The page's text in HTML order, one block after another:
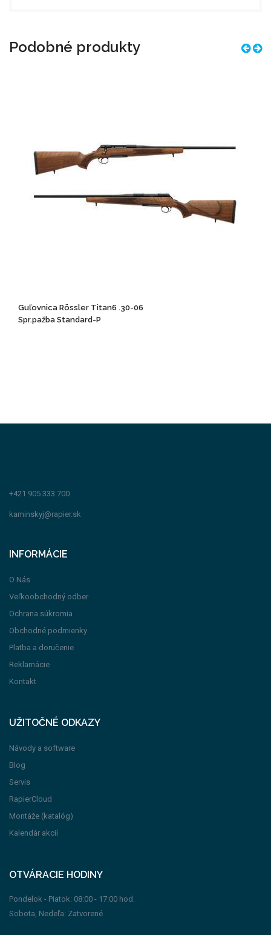
Podobné produkty
Guľovnica Rössler Titan6 .30-06
Spr.pažba Standard-P
+421 905 333 700
kaminskyj@rapier.sk
INFORMÁCIE
O Nás
Veľkoobchodný odber
Ochrana súkromia
Obchodné podmienky
Platba a doručenie
Reklamácie
Kontakt
UŽITOČNÉ ODKAZY
Návody a software
Blog
Servis
RapierCloud
Montáže (katalóg)
Kalendár akcií
OTVÁRACIE HODINY
Pondelok - Piatok: 08:00 - 17:00 hod.
Sobota, Nedeľa: Zatvorené